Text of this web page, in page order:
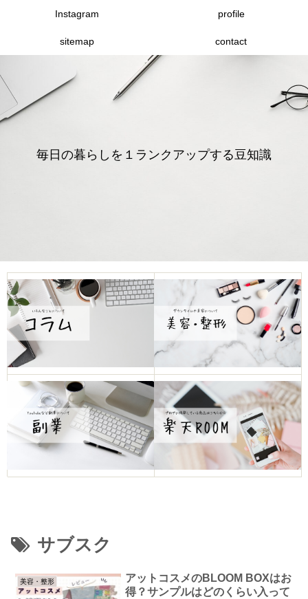
毎日の暮らしを１ランクアップする豆知識
Instagram profile
sitemap contact
サブスク
美容・整形
アットコスメのBLOOM BOXはお
得？サンプルはどのくらい入って